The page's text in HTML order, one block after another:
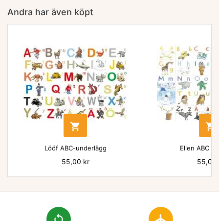
Andra har även köpt

Lööf ABC-underlägg
Pris
55,00 kr

Ellen ABC
Pris
55,00